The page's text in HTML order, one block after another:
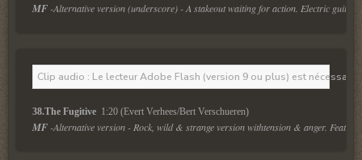
MF -Alternative version (underscore) - A stakeout waiting for action. Electric guitars
Clip audio : Le lecteur Adobe Flash (version 9 ou plus) est
38.The Fugitive 1:20 (Evert Verhees/Bert Verschueren)
MF -Alternative version - Rock, wild & strange version withtension & anger.